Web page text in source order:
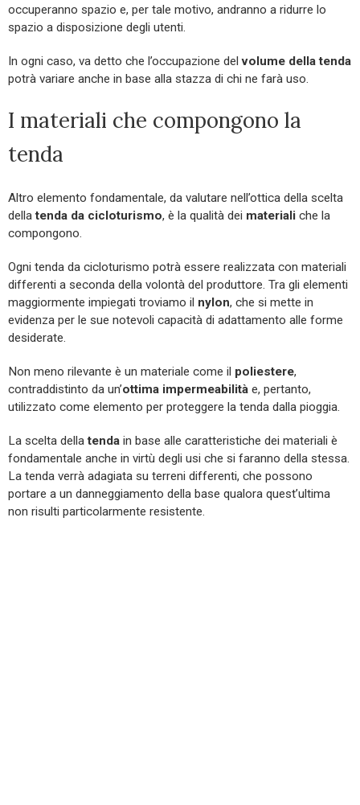
occuperanno spazio e, per tale motivo, andranno a ridurre lo
spazio a disposizione degli utenti.
In ogni caso, va detto che l’occupazione delvolume della tenda
potrà variare anche in base alla stazza di chi ne farà uso.
I materiali che compongono la
tenda
Altro elemento fondamentale, da valutare nell’ottica della scelta
dellatenda da cicloturismo, è la qualità dei materiali che la
compongono.
Ogni tenda da cicloturismo potrà essere realizzata con materiali
differenti a seconda della volontà del produttore. Tra gli elementi
maggiormente impiegati troviamo il nylon, che si mette in
evidenza per le sue notevoli capacità di adattamento alle forme
desiderate.
Non meno rilevante è un materiale come il poliestere,
contraddistinto da un’ottima impermeabilità e, pertanto,
utilizzato come elemento per proteggere la tenda dalla pioggia.
La scelta dellatenda in base alle caratteristiche dei materiali è
fondamentale anche in virtù degli usi che si faranno della stessa.
La tenda verrà adagiata su terreni differenti, che possono
portare a un danneggiamento della base qualora quest’ultima
non risulti particolarmente resistente.